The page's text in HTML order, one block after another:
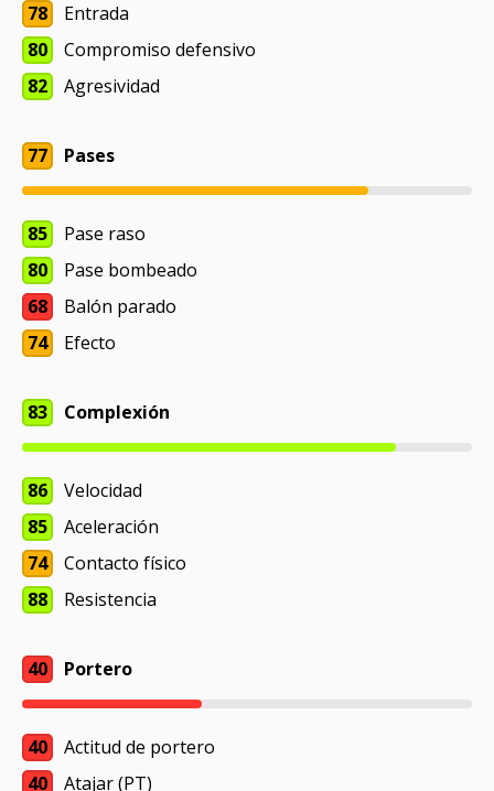
78
Entrada
80
Compromiso defensivo
82
Agresividad
77 Pases
85
Pase raso
80
Pase bombeado
68
Balón parado
74
Efecto
83 Complexión
86
Velocidad
85
Aceleración
74
Contacto físico
88
Resistencia
40 Portero
40
Actitud de portero
40
Atajar (PT)